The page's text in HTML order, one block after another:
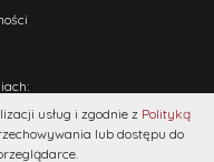
usług i zgodnie z Polityką
lub dostępu do